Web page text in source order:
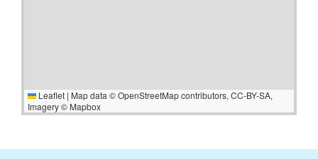
Leaflet | Map data ©OpenStreetMapcontributors, CC-BY-SA,
Imagery © Mapbox